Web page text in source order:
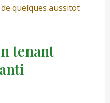
quelques aussitot
tenant